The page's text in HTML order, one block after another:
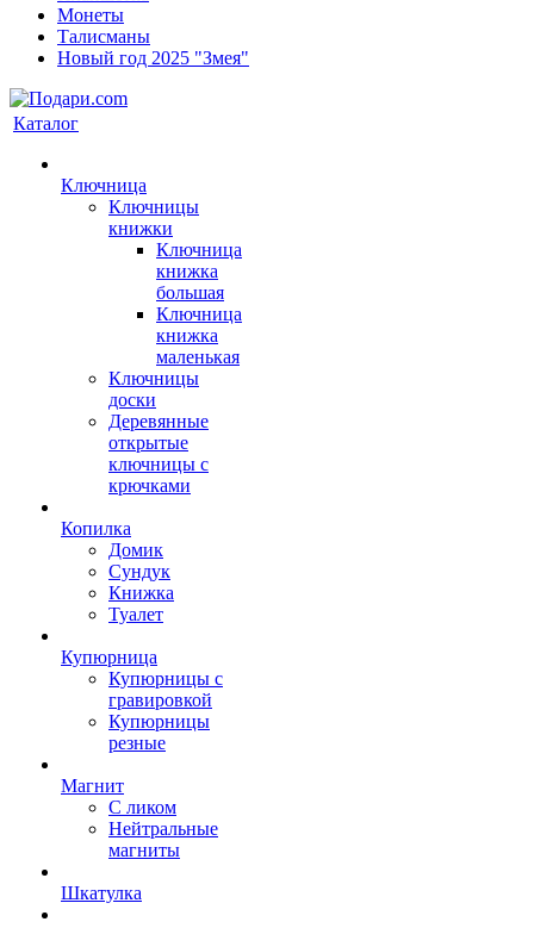
Монеты
Талисманы
Новый год 2025 "Змея"
Каталог
Ключница
Ключницы
книжки
Ключница
книжка
большая
Ключница
книжка
маленькая
Ключницы
доски
Деревянные
открытые
ключницы с
крючками
Копилка
Домик
Сундук
Книжка
Туалет
Купюрница
Купюрницы с
гравировкой
Купюрницы
резные
Магнит
С ликом
Нейтральные
магниты
Шкатулка